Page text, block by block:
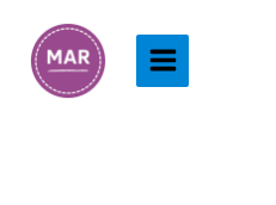
contenido